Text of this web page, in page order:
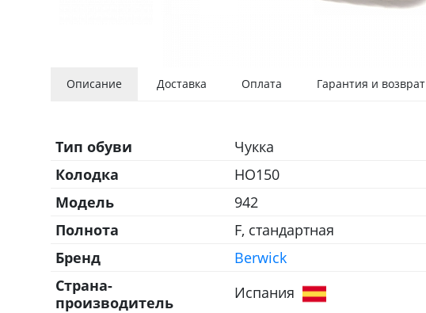
Описание Доставка Оплата Гарантия и возврат
Тип обуви
Чукка
Колодка
HO150
Модель
942
Полнота
F, стандартная
Бренд
Berwick
Страна-
производитель
Испания